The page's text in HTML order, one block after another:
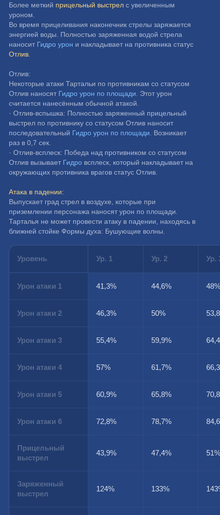
Более меткий прицельный выстрел с увеличенным
уроном.
Во время прицеливания наконечник стрелы заряжается
энергией воды. Полностью заряженная водой стрела
наносит Гидро урон
Отлив
Отлив:
Некоторые атаки Тартальи по противникам со статусом
Отлив наносят Гидро урон по площади . Этот урон
считается нанесённым обычной атакой.
· Отлив-вспышка: Полностью заряженный прицельный
выстрел по противнику со статусом Отлив наносит
последовательный Гидро урон по площади . Возникает
раз в 0,7 сек.
· Отлив-всплеск: Победа над противником со статусом
Отлив вызывает Гидро всплеск, который накладывает на
окружающих противника врагов статус Отлив.
Атака в падении:
Выпускает град стрел в воздухе, которые при
приземлении персонажа наносят урон по площади.
Тарталья не может провести атаку в падении, находясь в
ближней стойке Формы духа: Бушующие волны.
Уровень Ур. 1 Ур. 2 Ур.
Урон атаки 1 41,3% 44,6%
Урон атаки 2 46,3% 50%
Урон атаки 3 55,4% 59,9%
Урон атаки 4 57% 61,7%
Урон атаки 5 60,9% 65,8%
Урон атаки 6 72,8% 78,7%
Прицельный
выстрел
43,9% 47,4%
Заряженный
выстрел
124% 133%